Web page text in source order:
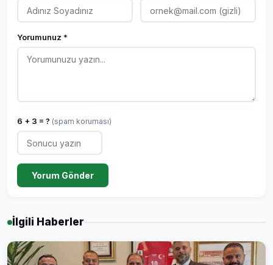
Yorumunuz *
6 + 3 = ? (spam koruması)
Yorum Gönder
İlgili Haberler